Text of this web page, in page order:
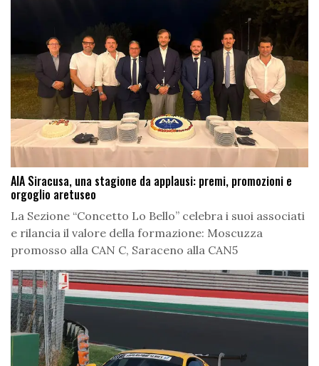
AIA Siracusa, una stagione da applausi: premi, promozioni e
orgoglio aretuseo
La Sezione “Concetto Lo Bello” celebra i suoi associati
e rilancia il valore della formazione: Moscuzza
promosso alla CAN C, Saraceno alla CAN5